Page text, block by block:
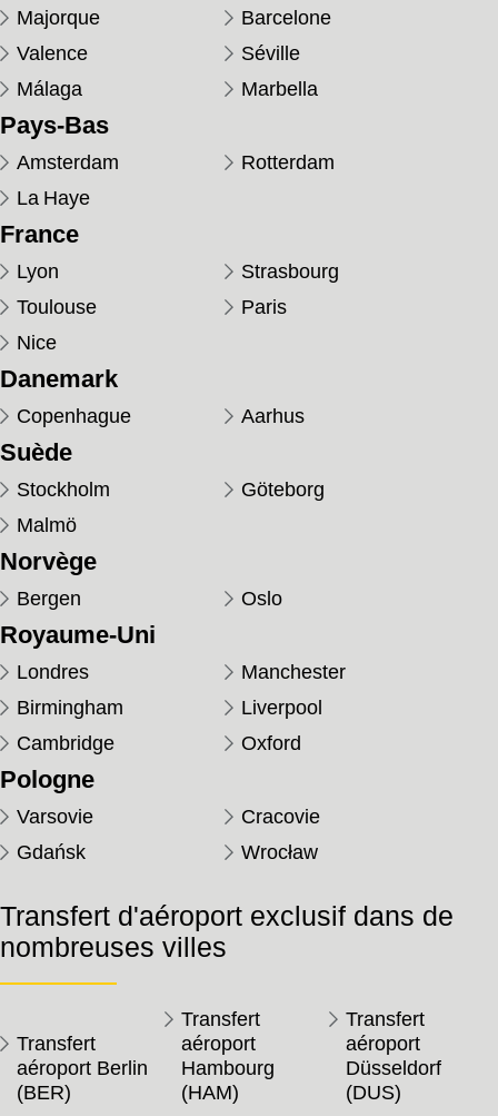
Majorque
Barcelone
Valence
Séville
Málaga
Marbella
Pays-Bas
Amsterdam
Rotterdam
La Haye
France
Lyon
Strasbourg
Toulouse
Paris
Nice
Danemark
Copenhague Aarhus
Suède
Stockholm
Göteborg
Malmö
Norvège
Bergen Oslo
Royaume-Uni
Londres
Manchester
Birmingham
Liverpool
Cambridge
Oxford
Pologne
Varsovie
Cracovie
Gdańsk
Wrocław
Transfert d'aéroport exclusif dans de
nombreuses villes
Transfert
aéroport Berlin
(BER)
Transfert
aéroport
Hambourg
(HAM)
Transfert
aéroport
Düsseldorf
(DUS)